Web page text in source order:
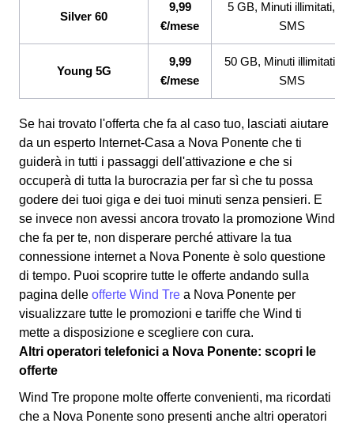
Silver 60
9,99
€/mese
5 GB, Minuti illimitati,
SMS
Young 5G
9,99
€/mese
50 GB, Minuti illimitati,
SMS
Se hai trovato l'offerta che fa al caso tuo, lasciati aiutare
da un esperto Internet-Casa a Nova Ponente che ti
guiderà in tutti i passaggi dell'attivazione e che si
occuperà di tutta la burocrazia per far sì che tu possa
godere dei tuoi giga e dei tuoi minuti senza pensieri. E
se invece non avessi ancora trovato la promozione Wind
che fa per te, non disperare perché attivare la tua
connessione internet a Nova Ponente è solo questione
di tempo. Puoi scoprire tutte le offerte andando sulla
pagina delle offerte Wind Tre a Nova Ponente per
visualizzare tutte le promozioni e tariffe che Wind ti
mette a disposizione e scegliere con cura.
Altri operatori telefonici a Nova Ponente: scopri le
offerte
Wind Tre propone molte offerte convenienti, ma ricordati
che a Nova Ponente sono presenti anche altri operatori